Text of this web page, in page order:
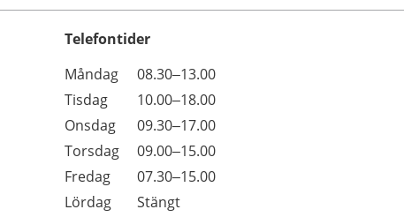
Telefontider
Dag
Öppettider
Kommentarer
Måndag
08.30–13.00
Tisdag
10.00–18.00
Onsdag
09.30–17.00
Torsdag
09.00–15.00
Fredag
07.30–15.00
Lördag
Stängt